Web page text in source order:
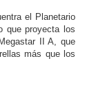
el Planetario
que proyecta los
II A, que
más que los